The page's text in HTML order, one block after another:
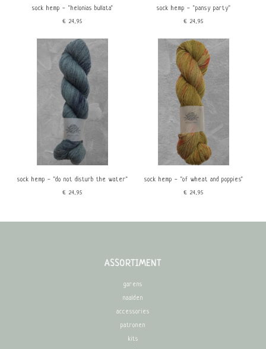
sock hemp - "helonias bullata"
€24,95
sock hemp - "pansy party"
€24,95
sock hemp - "do not disturb the water"
€24,95
sock hemp - "of wheat and poppies"
€24,95
ASSORTIMENT
garens
naalden
accessories
patronen
kits